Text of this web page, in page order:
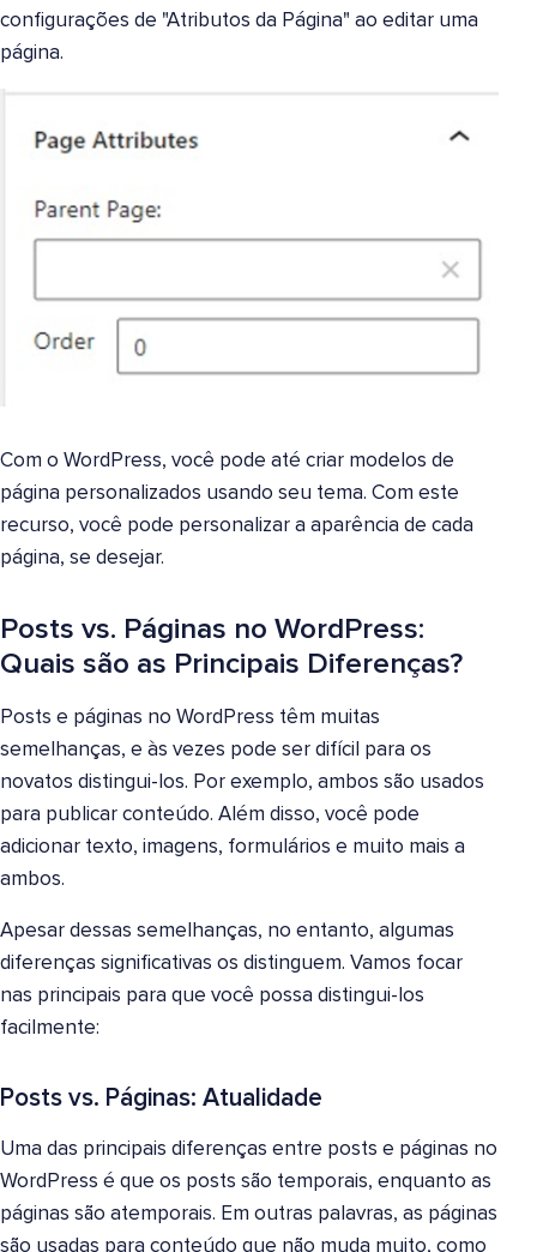
configurações de "Atributos da Página" ao editar uma
página.
Com o WordPress, você pode até criar modelos de
página personalizados usando seu tema. Com este
recurso, você pode personalizar a aparência de cada
página, se desejar.
Posts vs. Páginas no WordPress:
Quais são as Principais Diferenças?
Posts e páginas no WordPress têm muitas
semelhanças, e às vezes pode ser difícil para os
novatos distingui-los. Por exemplo, ambos são usados
para publicar conteúdo. Além disso, você pode
adicionar texto, imagens, formulários e muito mais a
ambos.
Apesar dessas semelhanças, no entanto, algumas
diferenças significativas os distinguem. Vamos focar
nas principais para que você possa distingui-los
facilmente:
Posts vs. Páginas: Atualidade
Uma das principais diferenças entre posts e páginas no
WordPress é que os posts são temporais, enquanto as
páginas são atemporais. Em outras palavras, as páginas
são usadas para conteúdo que não muda muito, como